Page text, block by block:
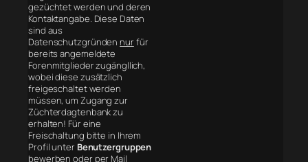
gezüchtet werden und deren
Kontaktangabe. Diese Daten
sind aus
Datenschutzgründen nurfür
bereits angemeldete
Forenmitglieder zugängllich,
wobei diese zusätzlich
freigeschaltet werden
müssen, um Zugang zur
Züchterdagtenbank zu
erhalten! Für eine
Freischaltung bitte in Ihrem
Profil unter Benutzergruppen
bewerben oder per Mail